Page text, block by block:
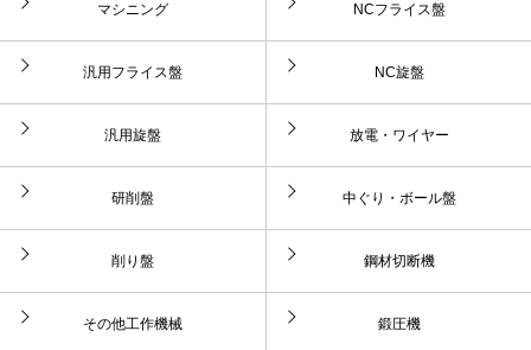
マシニング NCフライス盤
汎用フライス盤 NC旋盤
汎用旋盤 放電・ワイヤー
研削盤 中ぐり・ボール盤
削り盤 鋼材切断機
その他工作機械 鍛圧機